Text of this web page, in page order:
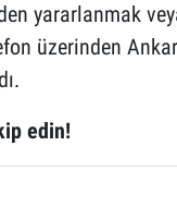
yararlanmak
üzerinden
edin!